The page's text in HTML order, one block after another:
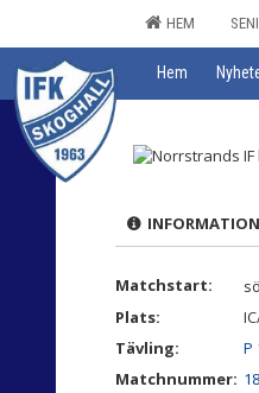
HEM
Hem
INFORMATION
Matchstart:
Plats:
Tävling:
P
Matchnummer: